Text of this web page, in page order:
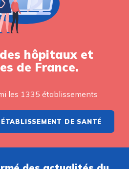
hôpitaux et
de France.
les 1335 établissements
ÉTABLISSEMENT DE SANTÉ